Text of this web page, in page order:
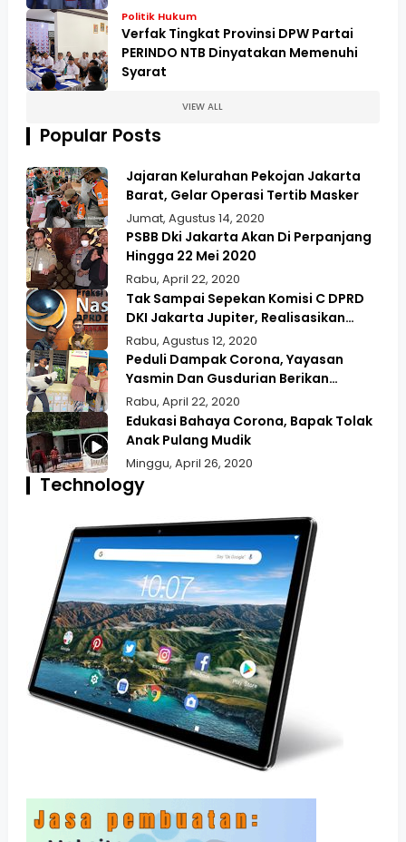
Politik Hukum
Verfak Tingkat Provinsi DPW Partai
PERINDO NTB Dinyatakan Memenuhi
Syarat
VIEW ALL
Popular Posts
Jajaran Kelurahan Pekojan Jakarta
Barat, Gelar Operasi Tertib Masker
Jumat, Agustus 14, 2020
PSBB Dki Jakarta Akan Di Perpanjang
Hingga 22 Mei 2020
Rabu, April 22, 2020
Tak Sampai Sepekan Komisi C DPRD
DKI Jakarta Jupiter, Realisasikan
Aspirasi Masyarakat Duri Kepa Kebun
Jeruk
Rabu, Agustus 12, 2020
Peduli Dampak Corona, Yayasan
Yasmin Dan Gusdurian Berikan
Bansos Untuk Wilayah Pekojan
Rabu, April 22, 2020
Edukasi Bahaya Corona, Bapak Tolak
Anak Pulang Mudik
Minggu, April 26, 2020
Technology